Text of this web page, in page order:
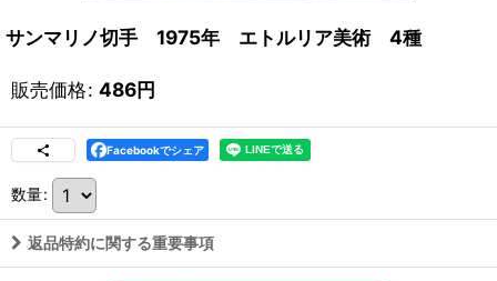
サンマリノ切手 1975年 エトルリア美術 4種
販売価格: 486円
Facebookでシェア
数量:
返品特約に関する重要事項